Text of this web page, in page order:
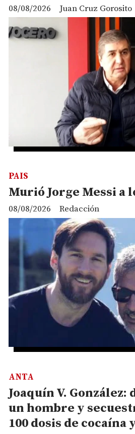
Juan Cruz Gorosito
08/08/2026
Murió Jorge Messi a
Redacción
PAIS
08/08/2026
Joaquín V.
un hombre y
100 dosis de cocaína
ANTA